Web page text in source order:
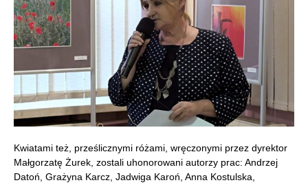
Kwiatami też, prześlicznymi różami, wręczonymi przez dyrektor
Małgorzatę Żurek, zostali uhonorowani autorzy prac: Andrzej
Datoń, Grażyna Karcz, Jadwiga Karoń, Anna Kostulska,